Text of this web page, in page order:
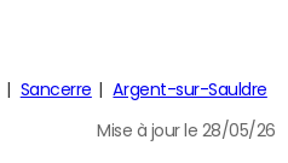
Sancerre Argent-sur-Sauldre
Mise à jour le 28/05/26